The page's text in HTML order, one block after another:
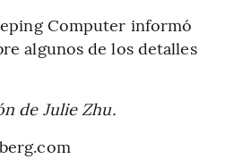
Computer informó
algunos de los detalles
de Julie Zhu.